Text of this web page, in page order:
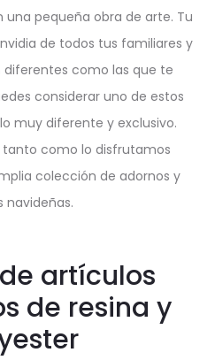
pequeña obra de arte. Tu
de todos tus familiares y
como las que te
considerar uno de estos
muy diferente y exclusivo.
tanto como lo disfrutamos
colección de adornos y
navideñas.
artículos
de resina y